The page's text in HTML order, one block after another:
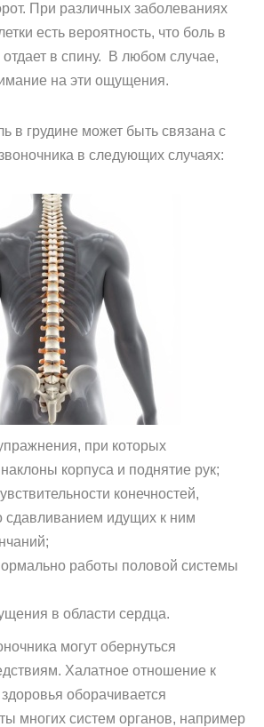
При различных заболеваниях
есть вероятность, что боль в
в спину. В любом случае,
на эти ощущения.
в грудине может быть связана с
в следующих случаях:
при которых
корпуса и поднятие рук;
конечностей,
сдавливанием идущих к ним
работы половой системы
в области сердца.
могут обернуться
Халатное отношение к
оборачивается
многих систем органов, например